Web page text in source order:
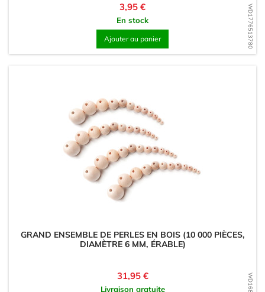
WD1776513780
Prix
3,95 €
En stock
Ajouter au panier
GRAND ENSEMBLE DE PERLES EN BOIS (10 000 PIÈCES,
DIAMÈTRE 6 MM, ÉRABLE)
Prix
31,95 €
Livraison gratuite